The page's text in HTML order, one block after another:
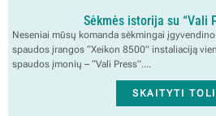
Sėkmės istorija su “Vali
Neseniai mūsų komanda sėkmingai
spaudos įrangos “Xeikon 8500” instaliaciją
spaudos įmonių – “Vali Press”....
SKAITYTI